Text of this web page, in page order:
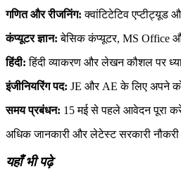
गणित और रीजनिंग: क्वांटिटेटिव एप्टीट्यूड
कंप्यूटर ज्ञान: बेसिक कंप्यूटर, MS Office और
हिंदी: हिंदी व्याकरण और लेखन कौशल पर
इंजीनियरिंग पद: JE और AE के लिए अपने कोर
समय प्रबंधन: 15 मई से पहले आवेदन पूरा
अधिक जानकारी और लेटेस्ट सरकारी
यहाँ भी पढ़े